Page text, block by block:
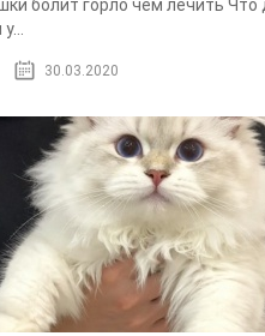
болит горло чем лечить Что
30.03.2020